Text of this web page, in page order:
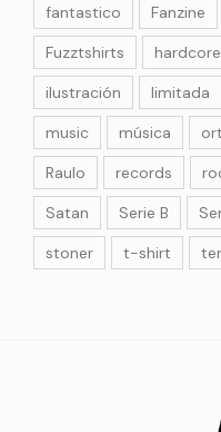
fantastico
Fanzine
Fuzztshirts
hardcore
ilustración
limitada
music
música
Raulo
records
Satan
Serie B
stoner
t-shirt